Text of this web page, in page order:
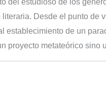
del estudioso de los
literaria. Desde el punto de
establecimiento de un
proyecto metateórico sino